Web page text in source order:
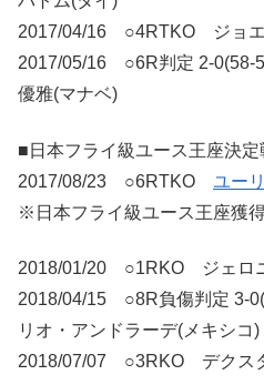
2017/04/16 ○4RTKO ジョエ
2017/05/16 ○6R判定 2-0(58-
優雅(マナベ)
■日本フライ級ユース王座決定
2017/08/23 ○6RTKO ユー
※日本フライ級ユース王座獲
2018/01/20 ○1RKO ジェロ
2018/04/15 ○8R負傷判定 3-
リオ・アンドラーデ(メキシコ)
2018/07/07 ○3RKO デクス